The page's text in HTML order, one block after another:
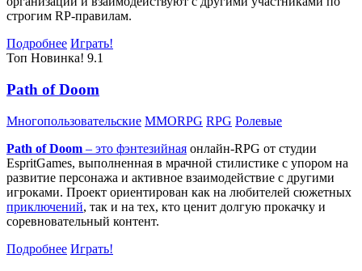
строгим RP-правилам.
Подробнее Играть!
Топ Новинка! 9.1
Path of Doom
Многопользовательские MMORPG RPG Ролевые
Path of Doom – это фэнтезийная онлайн-RPG от студии
EspritGames, выполненная в мрачной стилистике с упором на
развитие персонажа и активное взаимодействие с другими
игроками. Проект ориентирован как на любителей сюжетных
приключений, так и на тех, кто ценит долгую прокачку и
соревновательный контент.
Подробнее Играть!